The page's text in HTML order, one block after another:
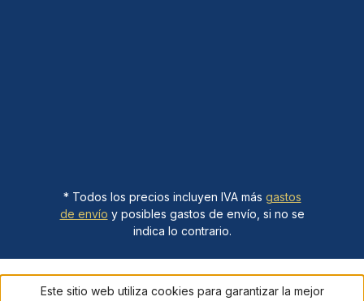
* Todos los precios incluyen IVA más gastos
de envío y posibles gastos de envío, si no se
indica lo contrario.
Este sitio web utiliza cookies para garantizar la mejor